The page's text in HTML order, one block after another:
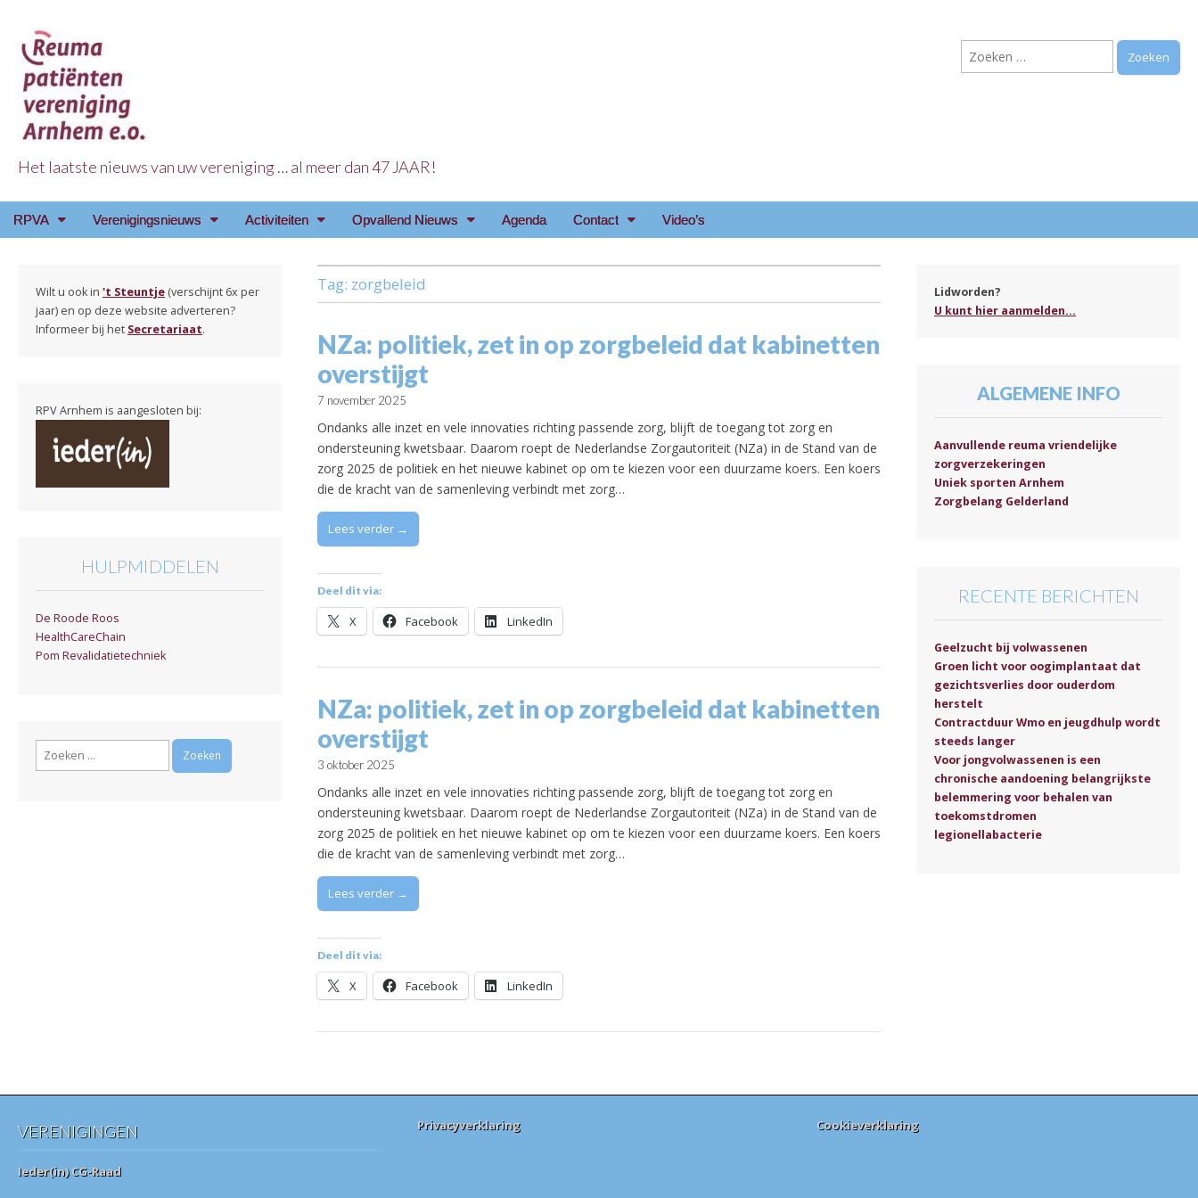
Reuma Patienten Vereniging Arnhem e.o.
Het laatste nieuws van uw vereniging … al meer dan 47 JAAR!
Zoeken
naar:
Main
Skip
RPVA Verenigingsnieuws Activiteiten Opvallend Nieuws Agenda Contact Video’s
Tag: zorgbeleid
NZa: politiek, zet in op zorgbeleid dat kabinetten
overstijgt
7 november 2025
Ondanks alle inzet en vele innovaties richting passende zorg, blijft de toegang tot zorg en
ondersteuning kwetsbaar. Daarom roept de Nederlandse Zorgautoriteit (NZa) in de Stand van de
zorg 2025 de politiek en het nieuwe kabinet op om te kiezen voor een duurzame koers. Een koers
die de kracht van de samenleving verbindt met zorg…
Lees verder →
Deel dit via:
X Facebook LinkedIn
NZa: politiek, zet in op zorgbeleid dat kabinetten
overstijgt
3 oktober 2025
Ondanks alle inzet en vele innovaties richting passende zorg, blijft de toegang tot zorg en
ondersteuning kwetsbaar. Daarom roept de Nederlandse Zorgautoriteit (NZa) in de Stand van de
zorg 2025 de politiek en het nieuwe kabinet op om te kiezen voor een duurzame koers. Een koers
die de kracht van de samenleving verbindt met zorg…
Lees verder →
Deel dit via:
X Facebook LinkedIn
Wilt u ook in 't Steuntje (verschijnt 6x per
jaar) en op deze website adverteren?
Informeer bij het Secretariaat.
RPV Arnhem is aangesloten bij:
HULPMIDDELEN
De Roode Roos
HealthCareChain
Pom Revalidatietechniek
Zoeken
Lidworden?
U kunt hier aanmelden...
ALGEMENE INFO
Aanvullende reuma vriendelijke
zorgverzekeringen
Uniek sporten Arnhem
Zorgbelang Gelderland
RECENTE BERICHTEN
Geelzucht bij volwassenen
Groen licht voor oogimplantaat dat
gezichtsverlies door ouderdom
herstelt
Contractduur Wmo en jeugdhulp wordt
steeds langer
Voor jongvolwassenen is een
chronische aandoening belangrijkste
belemmering voor behalen van
toekomstdromen
legionellabacterie
VERENIGINGEN
Ieder(in) CG-Raad
Privacyverklaring Cookieverklaring